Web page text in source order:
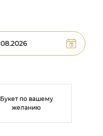
Букет по вашему
желанию